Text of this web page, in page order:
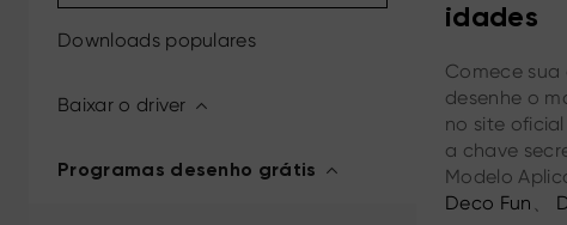
Downloads populares
Baixar o driver
Programas desenho grátis
idades
Comece
desenhe o
no site
a chave
Modelo
Deco Fun 、